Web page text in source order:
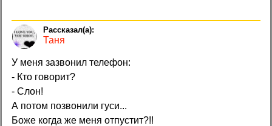
Таня
У меня зазвонил телефон:
- Кто говорит?
- Слон!
А потом позвонили гуси...
Боже когда же меня отпустит?!!